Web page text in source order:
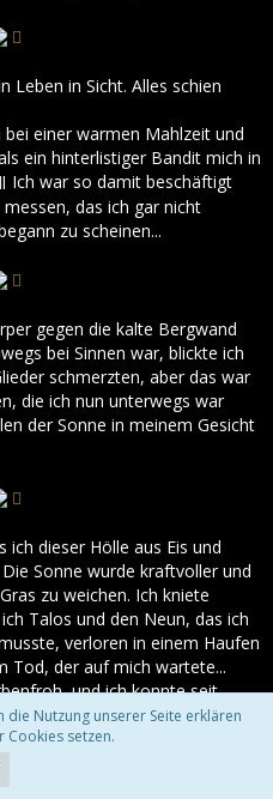
Leben in Sicht. Alles schien
einer warmen Mahlzeit und
ein hinterlistiger Bandit mich in
Ich war so damit beschäftigt
das ich gar nicht
zu scheinen...
gegen die kalte Bergwand
bei Sinnen war, blickte ich
schmerzten, aber das war
die ich nun unterwegs war
der Sonne in meinem Gesicht
dieser Hölle aus Eis und
Sonne wurde kraftvoller und
zu weichen. Ich kniete
Talos und den Neun, das ich
verloren in einem Haufen
Tod, der auf mich wartete...
und ich konnte seit
kreuzte meinen Weg.
ich den Kampf mit diesem
die Nutzung unserer Seite erklären
Cookies setzen.